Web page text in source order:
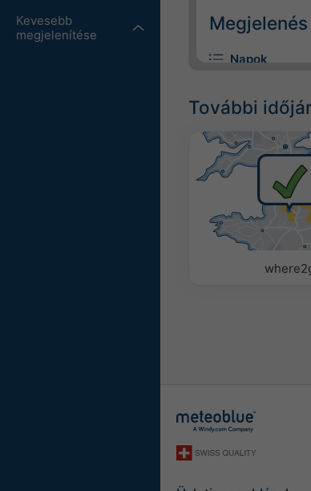
Kevesebb
megjelenítése
Megjelenés
Napok
Színes
Paraméterek
Az alábbi
widgethez, vagy
Szélirány
További